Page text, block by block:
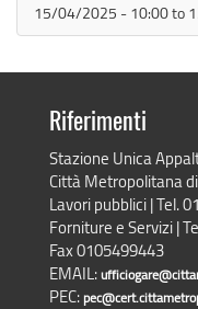
15/04/2025 - 10:00to
Riferimenti
Stazione Unica
Città Metropolitana
Lavori pubblici | Tel.
Forniture e Servizi |
Fax 0105499443
EMAIL:
PEC: